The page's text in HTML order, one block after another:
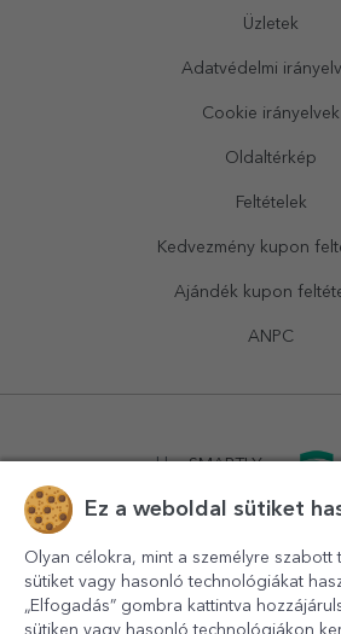
Üzletek
Adatvédelmi
Cookie irányelvek
Oldaltérkép
Feltételek
Kedvezmény kupon
Ajándék kupon
ANPC
powered bySMARTLY.ro
Ez a weboldal sütiket
Olyan célokra, mint a személyre szabott
sütiket vagy hasonló technológiákat
„Elfogadás” gombra kattintva
sütiken vagy hasonló technológiákon